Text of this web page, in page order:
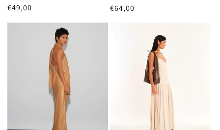
Precio
€49,00
Precio
€64,00